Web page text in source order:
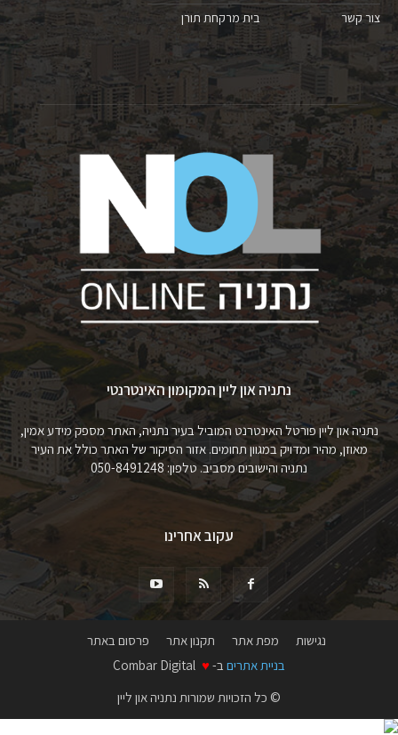
צור קשר
בית מרקחת תורן
נתניה און ליין המקומון האינטרנטי
נתניה און ליין פורטל האינטרנט המוביל בעיר נתניה, האתר מספק מידע אמין,
מאוזן, מהיר ומדויק במגוון תחומים. אזור הסיקור של האתר כולל את העיר
נתניה והישובים מסביב. טלפון: 050-8491248
עקוב אחרינו
נגישות מפת אתר תקנון אתר
פרסום באתר
בניית אתרים ב- ♥
© כל הזכויות שמורות נתניה און ליין